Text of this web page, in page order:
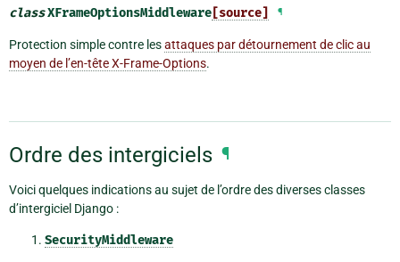
classXFrameOptionsMiddleware [source] ¶
Protection simple contre lesattaques par détournement de clic au
moyen de l’en-tête X-Frame-Options.
Ordre des intergiciels ¶
Voici quelques indications au sujet de l’ordre des diverses classes
d’intergiciel Django :
SecurityMiddleware